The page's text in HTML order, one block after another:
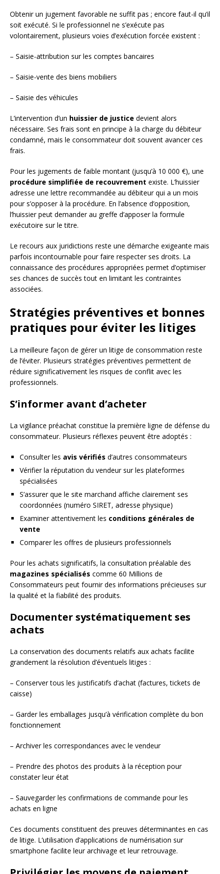
Obtenir un jugement favorable ne suffit pas ; encore faut-il qu’il
soit exécuté. Si le professionnel ne s’exécute pas
volontairement, plusieurs voies d’exécution forcée existent :
– Saisie-attribution sur les comptes bancaires
– Saisie-vente des biens mobiliers
– Saisie des véhicules
L’intervention d’un huissier de justice devient alors
nécessaire. Ses frais sont en principe à la charge du débiteur
condamné, mais le consommateur doit souvent avancer ces
frais.
Pour les jugements de faible montant (jusqu’à 10 000 €), une
procédure simplifiée de recouvrement existe. L’huissier
adresse une lettre recommandée au débiteur qui a un mois
pour s’opposer à la procédure. En l’absence d’opposition,
l’huissier peut demander au greffe d’apposer la formule
exécutoire sur le titre.
Le recours aux juridictions reste une démarche exigeante mais
parfois incontournable pour faire respecter ses droits. La
connaissance des procédures appropriées permet d’optimiser
ses chances de succès tout en limitant les contraintes
associées.
Stratégies préventives et bonnes
pratiques pour éviter les litiges
La meilleure façon de gérer un litige de consommation reste
de l’éviter. Plusieurs stratégies préventives permettent de
réduire significativement les risques de conflit avec les
professionnels.
S’informer avant d’acheter
La vigilance préachat constitue la première ligne de défense du
consommateur. Plusieurs réflexes peuvent être adoptés :
Consulter les avis vérifiés d’autres consommateurs
Vérifier la réputation du vendeur sur les plateformes
spécialisées
S’assurer que le site marchand affiche clairement ses
coordonnées (numéro SIRET, adresse physique)
Examiner attentivement les conditions générales de
vente
Comparer les offres de plusieurs professionnels
Pour les achats significatifs, la consultation préalable des
magazines spécialisés comme 60 Millions de
Consommateurs peut fournir des informations précieuses sur
la qualité et la fiabilité des produits.
Documenter systématiquement ses
achats
La conservation des documents relatifs aux achats facilite
grandement la résolution d’éventuels litiges :
– Conserver tous les justificatifs d’achat (factures, tickets de
caisse)
– Garder les emballages jusqu’à vérification complète du bon
fonctionnement
– Archiver les correspondances avec le vendeur
– Prendre des photos des produits à la réception pour
constater leur état
– Sauvegarder les confirmations de commande pour les
achats en ligne
Ces documents constituent des preuves déterminantes en cas
de litige. L’utilisation d’applications de numérisation sur
smartphone facilite leur archivage et leur retrouvage.